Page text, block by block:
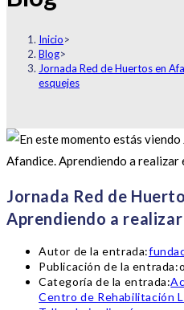
Inicio>
Blog>
Jornada Red de Huertos en
esquejes
Jornada Red de
Aprendiendo a
Autor de la entrada:
Publicación de la entrada:
Categoría de la entrada:
Centro de Rehabilitación